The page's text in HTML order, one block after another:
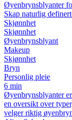
Øyenbrynsblyanter
Skap naturlig
Skjønnhet
Skjønnhet
Øyenbrynsblyant
Makeup
Skjønnhet
Bryn
Personlig pleie
6 min
Øyenbrynsblyanter
en oversikt over
velger riktig